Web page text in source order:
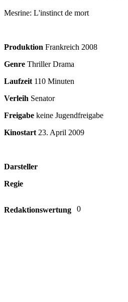
Mesrine: L'instinct de mort
Produktion Frankreich 2008
Genre Thriller Drama
Laufzeit110 Minuten
Verleih Senator
Freigabe keine Jugendfreigabe
Kinostart 23. April 2009
Darsteller
Regie
Redaktionswertung 0